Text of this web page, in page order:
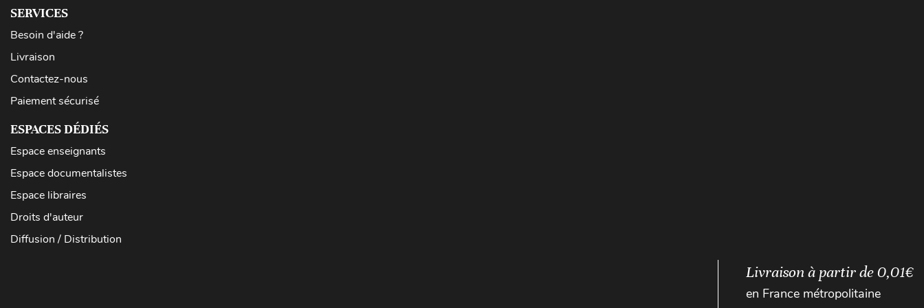
SERVICES
Besoin d'aide ?
Livraison
Contactez-nous
Paiement sécurisé
ESPACES DÉDIÉS
Espace enseignants
Espace documentalistes
Espace libraires
Droits d'auteur
Diffusion / Distribution
Livraison à partir de 0,01€
en France métropolitaine